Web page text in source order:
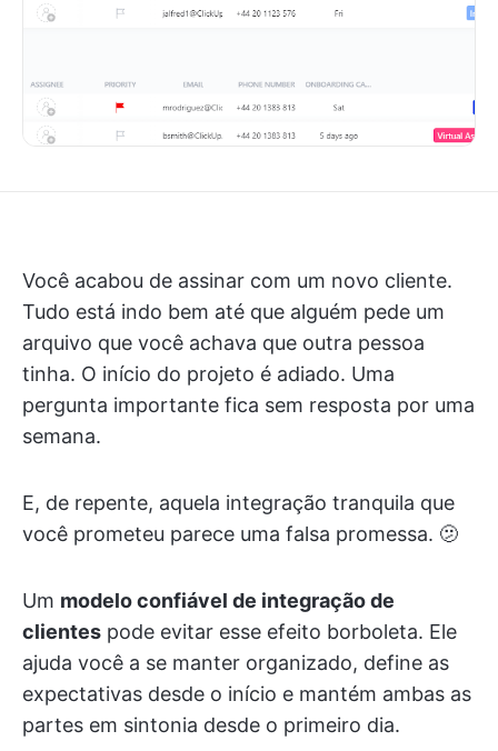
Você acabou de assinar com um novo cliente.
Tudo está indo bem até que alguém pede um
arquivo que você achava que outra pessoa
tinha. O início do projeto é adiado. Uma
pergunta importante fica sem resposta por uma
semana.
E, de repente, aquela integração tranquila que
você prometeu parece uma falsa promessa. 🫤
Um modelo confiável de integração de
clientes pode evitar esse efeito borboleta. Ele
ajuda você a se manter organizado, define as
expectativas desde o início e mantém ambas as
partes em sintonia desde o primeiro dia.